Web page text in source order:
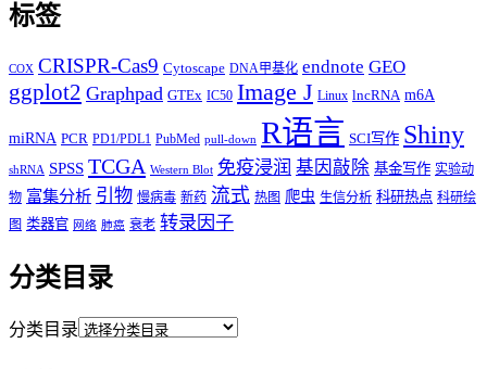
标签
COX CRISPR-Cas9 Cytoscape DNA甲基化 endnote GEO
ggplot2 Graphpad GTEx IC50 Image J Linux lncRNA m6A
miRNA PCR PD1/PDL1 PubMed pull-down R语言 SCI写作 Shiny
shRNA SPSS TCGA Western Blot 免疫浸润 基因敲除 基金写作 实验动
物 富集分析 引物 慢病毒 新药 流式 热图 爬虫 生信分析 科研热点 科研绘
图 类器官 网络 肺癌 衰老 转录因子
分类目录
分类目录